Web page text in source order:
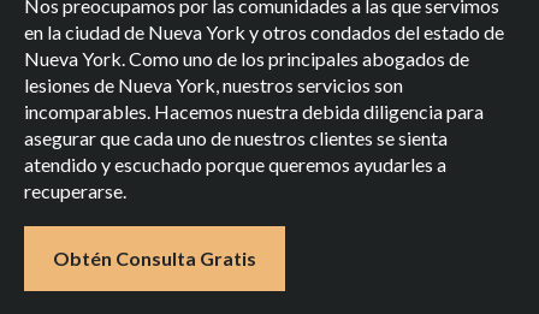
Nos preocupamos por las comunidades a las que servimos
en la ciudad de Nueva York y otros condados del estado de
Nueva York. Como uno de los principales abogados de
lesiones de Nueva York, nuestros servicios son
incomparables. Hacemos nuestra debida diligencia para
asegurar que cada uno de nuestros clientes se sienta
atendido y escuchado porque queremos ayudarles a
recuperarse.
Obtén Consulta Gratis